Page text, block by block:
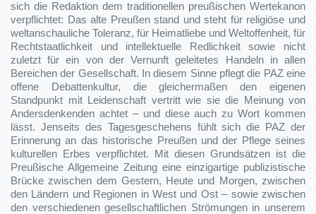
sich die Redaktion dem traditionellen preußischen Wertekanon
verpflichtet: Das alte Preußen stand und steht für religiöse und
weltanschauliche Toleranz, für Heimatliebe und Weltoffenheit, für
Rechtstaatlichkeit und intellektuelle Redlichkeit sowie nicht
zuletzt für ein von der Vernunft geleitetes Handeln in allen
Bereichen der Gesellschaft. In diesem Sinne pflegt die PAZ eine
offene Debattenkultur, die gleichermaßen den eigenen
Standpunkt mit Leidenschaft vertritt wie sie die Meinung von
Andersdenkenden achtet – und diese auch zu Wort kommen
lässt. Jenseits des Tagesgeschehens fühlt sich die PAZ der
Erinnerung an das historische Preußen und der Pflege seines
kulturellen Erbes verpflichtet. Mit diesen Grundsätzen ist die
Preußische Allgemeine Zeitung eine einzigartige publizistische
Brücke zwischen dem Gestern, Heute und Morgen, zwischen
den Ländern und Regionen in West und Ost – sowie zwischen
den verschiedenen gesellschaftlichen Strömungen in unserem